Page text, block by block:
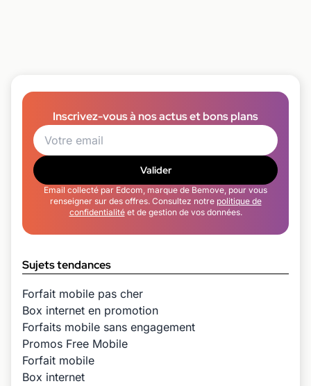
Inscrivez-vous à nos actus et bons plans
Valider
Email collecté par Edcom, marque de Bemove, pour vous
renseigner sur des offres. Consultez notre politique de
confidentialitéet de gestion de vos données.
Sujets tendances
Forfait mobile pas cher
Box internet en promotion
Forfaits mobile sans engagement
Promos Free Mobile
Forfait mobile
Box internet